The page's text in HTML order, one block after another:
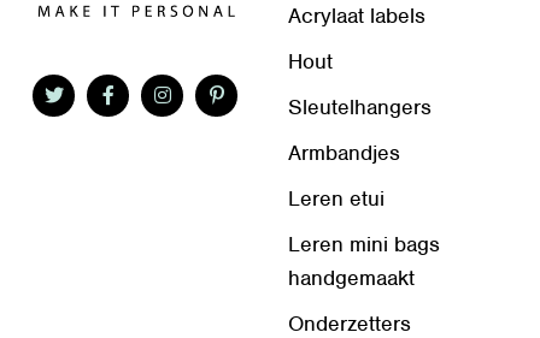
Acrylaat labels
Hout
Sleutelhangers
Armbandjes
Leren etui
Leren mini bags
handgemaakt
Onderzetters